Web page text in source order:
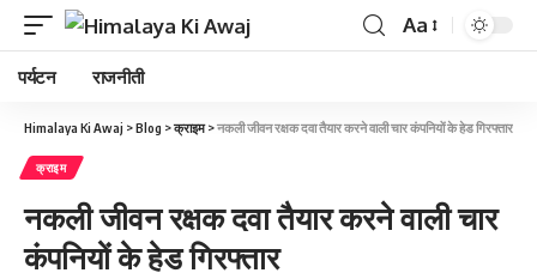
Aa
पर्यटन राजनीती
Himalaya Ki Awaj >Blog >क्राइम>नकली जीवन रक्षक दवा तैयार करने वाली चार कंपनियों के हेड गिरफ्तार
क्राइम
नकली जीवन रक्षक दवा तैयार करने वाली चार
कंपनियों के हेड गिरफ्तार